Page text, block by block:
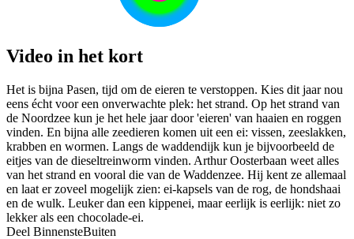
Video in het kort
Het is bijna Pasen, tijd om de eieren te verstoppen. Kies dit jaar nou
eens écht voor een onverwachte plek: het strand. Op het strand van
de Noordzee kun je het hele jaar door 'eieren' van haaien en roggen
vinden. En bijna alle zeedieren komen uit een ei: vissen, zeeslakken,
krabben en wormen. Langs de waddendijk kun je bijvoorbeeld de
eitjes van de dieseltreinworm vinden. Arthur Oosterbaan weet alles
van het strand en vooral die van de Waddenzee. Hij kent ze allemaal
en laat er zoveel mogelijk zien: ei-kapsels van de rog, de hondshaai
en de wulk. Leuker dan een kippenei, maar eerlijk is eerlijk: niet zo
lekker als een chocolade-ei.
Deel BinnensteBuiten